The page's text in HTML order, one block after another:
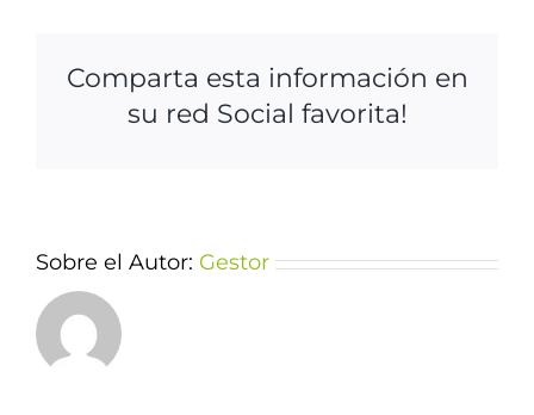
Comparta esta información en
su red Social favorita!
Sobre el Autor: Gestor